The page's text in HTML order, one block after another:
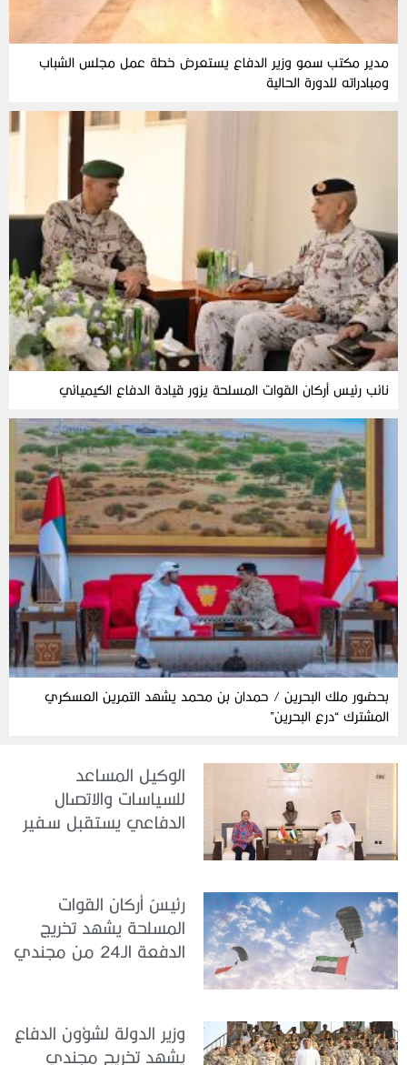
مدير مكتب سمو وزير الدفاع يستعرض خطة عمل مجلس الشباب
ومبادراته للدورة الحالية
نائب رئيس أركان القوات المسلحة يزور قيادة الدفاع الكيميائي
بحضور ملك البحرين / حمدان بن محمد يشهد التمرين العسكري
المشترك “درع البحرين”
الوكيل المساعد
للسياسات والاتصال
الدفاعي يستقبل سفير
رئيسُ أركان القوات
المسلحة يشهد تخريج
الدفعة الـ24 من مجندي
وزير الدولة لشؤون الدفاع
يشهد تخريج مجندي